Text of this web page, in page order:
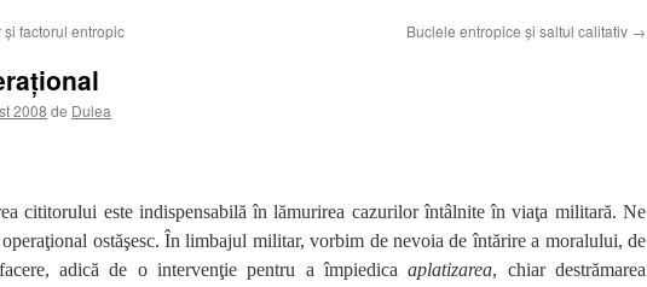
factorul entropic Buclele entropice şi saltul calitativ →
2008 de Dulea
cititorului este indispensabilă în lămurirea cazurilor întâlnite în viaţa militară. Ne
ostăşesc. În limbajul militar, vorbim de nevoia de întărire a moralului, de
adică de o intervenţie pentru a împiedicaaplatizarea, chiar destrămarea